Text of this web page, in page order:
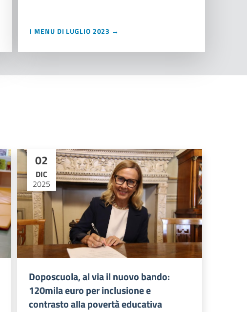
I MENU DI LUGLIO 2023 →
02
DIC
2025
Doposcuola, al via il nuovo bando:
120mila euro per inclusione e
contrasto alla povertà educativa